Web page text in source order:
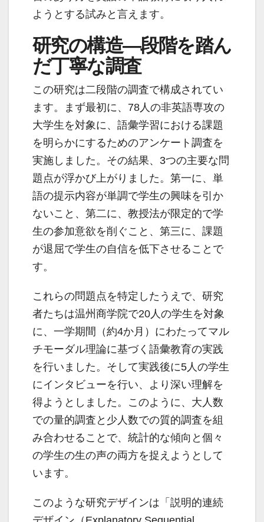
ようとする試みと言えます。
研究の構造―段階を踏ん
だ丁寧な調査
この研究は二段階の調査で構成されてい
ます。まず最初に、78人の非英語専攻の
大学生を対象に、語彙学習における課題
を明らかにするためのアンケート調査を
実施しました。その結果、3つの主要な問
題点が浮かび上がりました。第一に、単
語の提示内容が単調で学生の興味を引か
ないこと、第二に、教授法が限定的で学
生の参加意欲を削ぐこと、第三に、課題
が退屈で学生の自信を低下させることで
す。
これらの問題点を特定したうえで、研究
者たちは温州商学院で20人の学生を対象
に、一学期間（約4か月）にわたってマル
チモーダル理論に基づく語彙教育の実践
を行いました。そして実践後に5人の学生
にインタビューを行い、より深い理解を
得ようとしました。このように、大人数
での量的調査と少人数での質的調査を組
み合わせることで、統計的な傾向と個々
の学生の生の声の両方を捉えようとして
います。
このような研究デザインは「説明的連続